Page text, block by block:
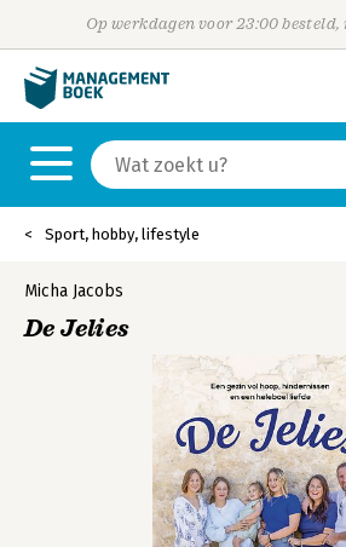
Op werkdagen voor 23:00
Sport, hobby, lifestyle
Micha Jacobs
De Jelies